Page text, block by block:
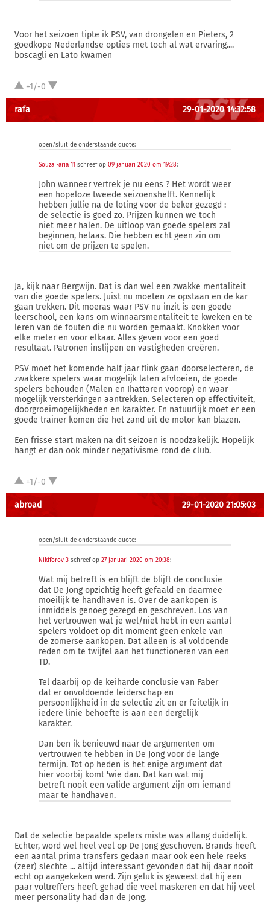
Voor het seizoen tipte ik PSV, van drongelen en Pieters, 2
goedkope Nederlandse opties met toch al wat ervaring....
boscagli en Lato kwamen
+1/-0
rafa 29-01-2020 14:32:58
open/sluit de onderstaande quote:
Souza Faria 11 schreef op 09 januari 2020 om 19:28:
John wanneer vertrek je nu eens ? Het wordt weer
een hopeloze tweede seizoenshelft. Kennelijk
hebben jullie na de loting voor de beker gezegd :
de selectie is goed zo. Prijzen kunnen we toch
niet meer halen. De uitloop van goede spelers zal
beginnen, helaas. Die hebben echt geen zin om
niet om de prijzen te spelen.
Ja, kijk naar Bergwijn. Dat is dan wel een zwakke mentaliteit
van die goede spelers. Juist nu moeten ze opstaan en de kar
gaan trekken. Dit moeras waar PSV nu inzit is een goede
leerschool, een kans om winnaarsmentaliteit te kweken en te
leren van de fouten die nu worden gemaakt. Knokken voor
elke meter en voor elkaar. Alles geven voor een goed
resultaat. Patronen inslijpen en vastigheden creëren.
PSV moet het komende half jaar flink gaan doorselecteren, de
zwakkere spelers waar mogelijk laten afvloeien, de goede
spelers behouden (Malen en Ihattaren voorop) en waar
mogelijk versterkingen aantrekken. Selecteren op effectiviteit,
doorgroeimogelijkheden en karakter. En natuurlijk moet er een
goede trainer komen die het zand uit de motor kan blazen.
Een frisse start maken na dit seizoen is noodzakelijk. Hopelijk
hangt er dan ook minder negativisme rond de club.
+1/-0
abroad 29-01-2020 21:05:03
open/sluit de onderstaande quote:
Nikiforov 3 schreef op 27 januari 2020 om 20:38:
Wat mij betreft is en blijft de blijft de conclusie
dat De Jong opzichtig heeft gefaald en daarmee
moeilijk te handhaven is. Over de aankopen is
inmiddels genoeg gezegd en geschreven. Los van
het vertrouwen wat je wel/niet hebt in een aantal
spelers voldoet op dit moment geen enkele van
de zomerse aankopen. Dat alleen is al voldoende
reden om te twijfel aan het functioneren van een
TD.
Tel daarbij op de keiharde conclusie van Faber
dat er onvoldoende leiderschap en
persoonlijkheid in de selectie zit en er feitelijk in
iedere linie behoefte is aan een dergelijk
karakter.
Dan ben ik benieuwd naar de argumenten om
vertrouwen te hebben in De Jong voor de lange
termijn. Tot op heden is het enige argument dat
hier voorbij komt 'wie dan. Dat kan wat mij
betreft nooit een valide argument zijn om iemand
maar te handhaven.
Dat de selectie bepaalde spelers miste was allang duidelijk.
Echter, word wel heel veel op De Jong geschoven. Brands heeft
een aantal prima transfers gedaan maar ook een hele reeks
(zeer) slechte ... altijd interessant gevonden dat hij daar nooit
echt op aangekeken werd. Zijn geluk is geweest dat hij een
paar voltreffers heeft gehad die veel maskeren en dat hij veel
meer personality had dan de Jong.